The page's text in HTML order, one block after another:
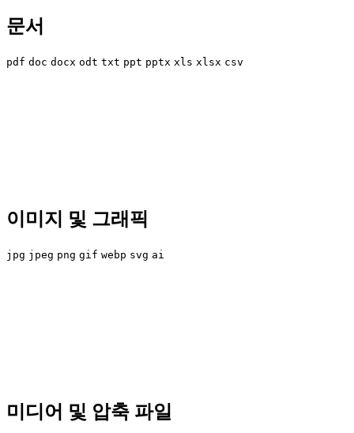
문서
pdf doc docx odt txt ppt pptx xls xlsx csv
이미지 및 그래픽
jpg jpeg png gif webp svg ai
미디어 및 압축 파일